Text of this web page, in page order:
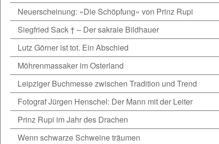
Neuerscheinung: »Die Schöpfung« von Prinz Rupi
Siegfried Sack † – Der sakrale Bildhauer
Lutz Görner ist tot. Ein Abschied
Möhrenmassaker im Osterland
Leipziger Buchmesse zwischen Tradition und Trend
Fotograf Jürgen Henschel: Der Mann mit der Leiter
Prinz Rupi im Jahr des Drachen
Wenn schwarze Schweine träumen